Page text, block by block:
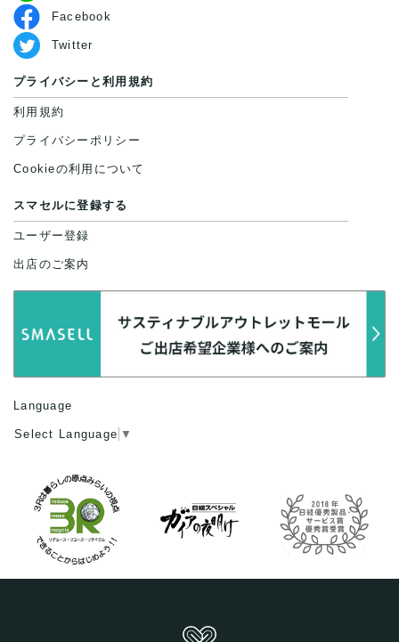
Facebook
Twitter
プライバシーと利用規約
利用規約
プライバシーポリシー
Cookieの利用について
スマセルに登録する
ユーザー登録
出店のご案内
Language
Select Language ▼